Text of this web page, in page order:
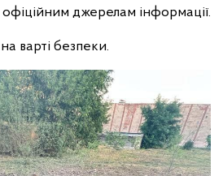
джерелам інформації.
варті безпеки.